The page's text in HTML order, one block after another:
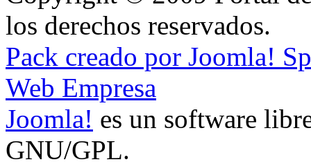
los derechos reservados.
Pack creado por Joomla!
Web Empresa
Joomla! es un software
GNU/GPL.